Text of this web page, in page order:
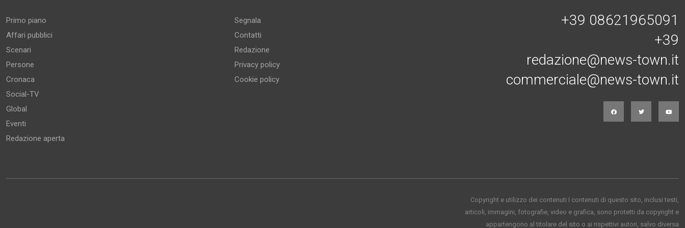
Primo piano
Affari pubblici
Scenari
Persone
Cronaca
Social-TV
Global
Eventi
Redazione aperta
Segnala
Contatti
Redazione
Privacy policy
Cookie policy
+39 08621965091
+39
redazione@news-town.it
commerciale@news-town.it
Copyright e utilizzo dei contenuti I contenuti di questo sito, inclusi testi,
articoli, immagini, fotografie, video e grafica, sono protetti da copyright e
appartengono al titolare del sito o ai rispettivi autori, salvo diversa